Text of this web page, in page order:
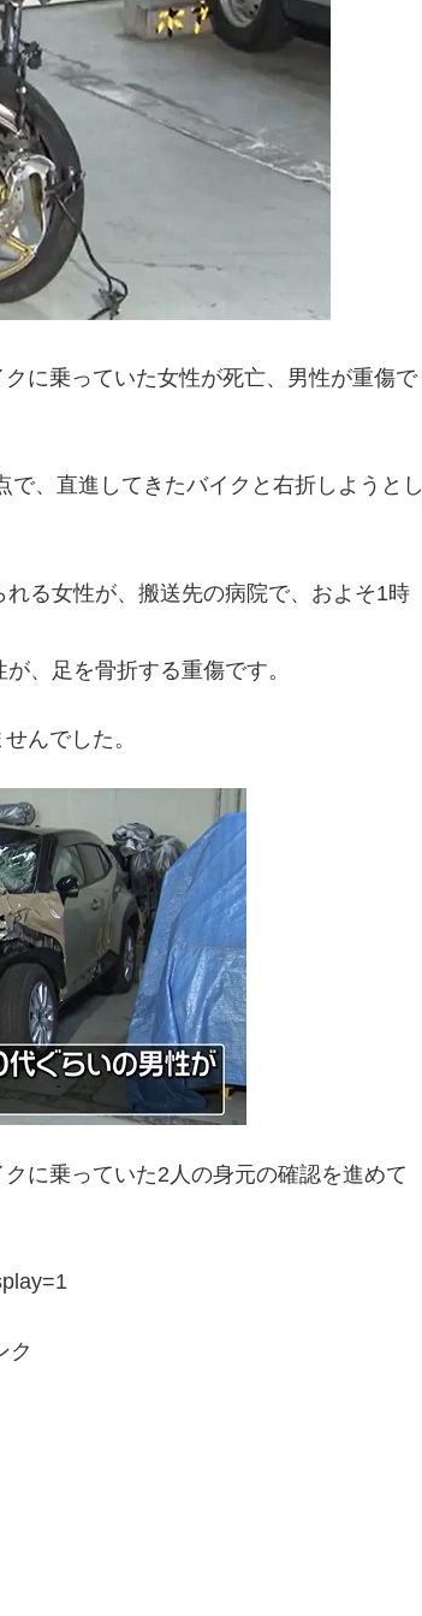
に乗っていた女性が死亡、男性が重傷で
、直進してきたバイクと右折しようとし
る女性が、搬送先の病院で、およそ1時
、足を骨折する重傷です。
んでした。
に乗っていた2人の身元の確認を進めて
ク